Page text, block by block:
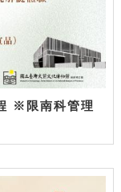
※限南科管理